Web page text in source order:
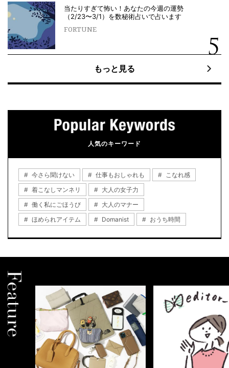
当たりすぎて怖い！あなたの今週の運勢
（2/23〜3/1）を数秘術占いで占います
FORTUNE
もっと見る
人気のキーワード
今さら聞けない 仕事もおしゃれも
こなれ感
着こなしマンネリ
大人の女子力
働く私にごほうび
大人のマナー
ほめられアイテム
Domanist おうち時間